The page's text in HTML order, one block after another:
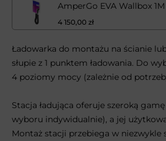
4 150,00 zł
Ładowarka do montażu na ścianie
słupie z 1 punktem ładowania. Do
4 poziomy mocy (zależnie od
Stacja ładująca oferuje szeroką
wyboru indywidualnie), a jej
Montaż stacji przebiega w niezwykle